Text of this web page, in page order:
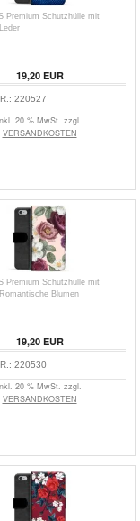
Premium Schutzhülle mit
19,20EUR
220527
20 % MwSt. zzgl.
VERSANDKOSTEN
Premium Schutzhülle mit
Blumen
19,20EUR
220530
20 % MwSt. zzgl.
VERSANDKOSTEN